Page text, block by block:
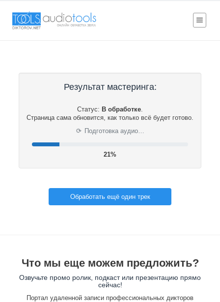
Результат мастеринга:
Статус: В обработке.
Страница сама обновится, как только всё будет готово.
⟳ Подготовка аудио…
21%
Обработать ещё один трек
Что мы еще можем предложить?
Озвучьте промо ролик, подкаст или презентацию прямо
сейчас!
Портал удаленной записи профессиональных дикторов